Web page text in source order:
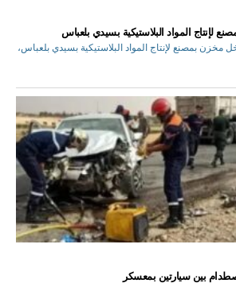
لإنتاج المواد البلاستيكية بسيدي بلعباس
مخزن بمصنع لإنتاج المواد البلاستيكية بسيدي بلعباس،